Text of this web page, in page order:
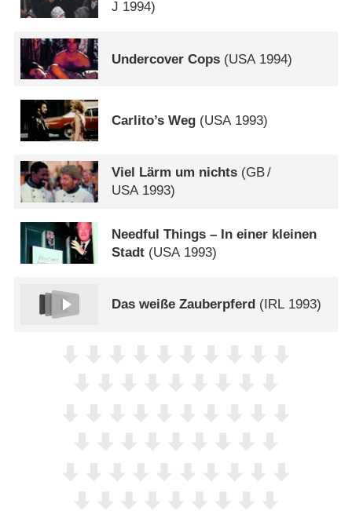
J 1994)
Undercover Cops (USA 1994)
Carlito’s Weg (USA 1993)
Viel Lärm um nichts (GB/
USA1993)
Needful Things – In einer kleinen
Stadt (USA 1993)
Das weiße Zauberpferd ( IRL 1993)